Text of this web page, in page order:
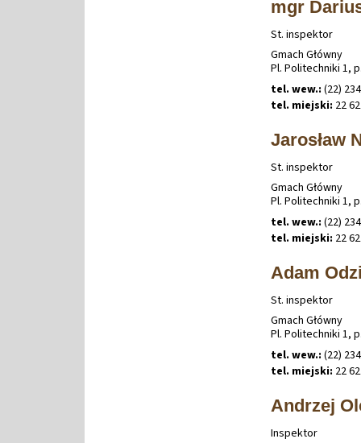
mgr
St. inspektor
Gmach Główny
Pl. Politechniki 1,
tel. wew.: (22)
tel. miejski: 22
Jarosław
St. inspektor
Gmach Główny
Pl. Politechniki 1,
tel. wew.: (22)
tel. miejski: 22
Adam
St. inspektor
Gmach Główny
Pl. Politechniki 1,
tel. wew.: (22)
tel. miejski: 22
Andrzej
Inspektor